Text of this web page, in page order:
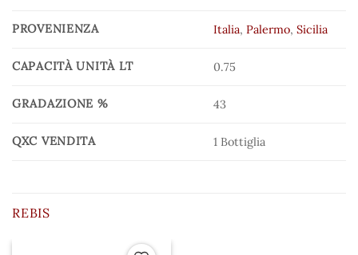
PROVENIENZA Italia,Palermo,Sicilia
CAPACITÀ UNITÀ LT 0.75
GRADAZIONE % 43
QXC VENDITA 1 Bottiglia
REBIS